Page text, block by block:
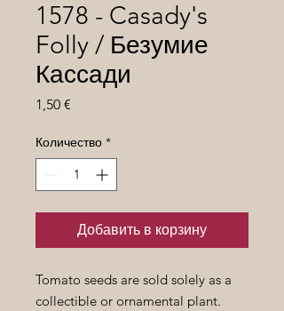
1578 - Casady's
Folly / Безумие
Кассади
1,50 €
Количество *
Добавить в корзину
Tomato seeds are sold solely as a
collectible or ornamental plant.